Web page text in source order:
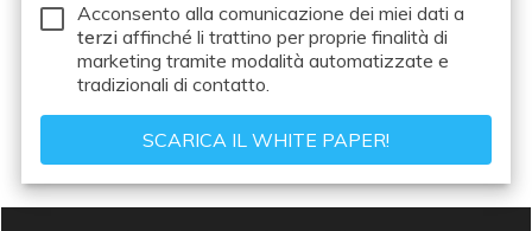
Acconsento alla comunicazione dei miei dati a
terzi affinché li trattino per proprie finalità di
marketing tramite modalità automatizzate e
tradizionali di contatto.